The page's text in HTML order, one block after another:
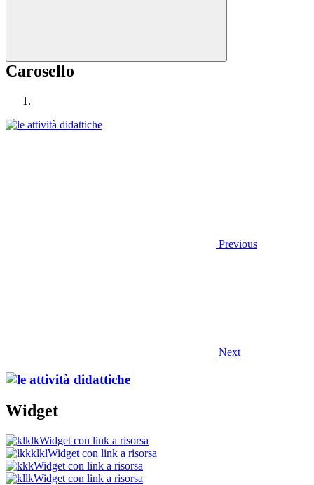
Carosello
Previous
Next
Widget
Widget con link a risorsa
Widget con link a risorsa
Widget con link a risorsa
Widget con link a risorsa